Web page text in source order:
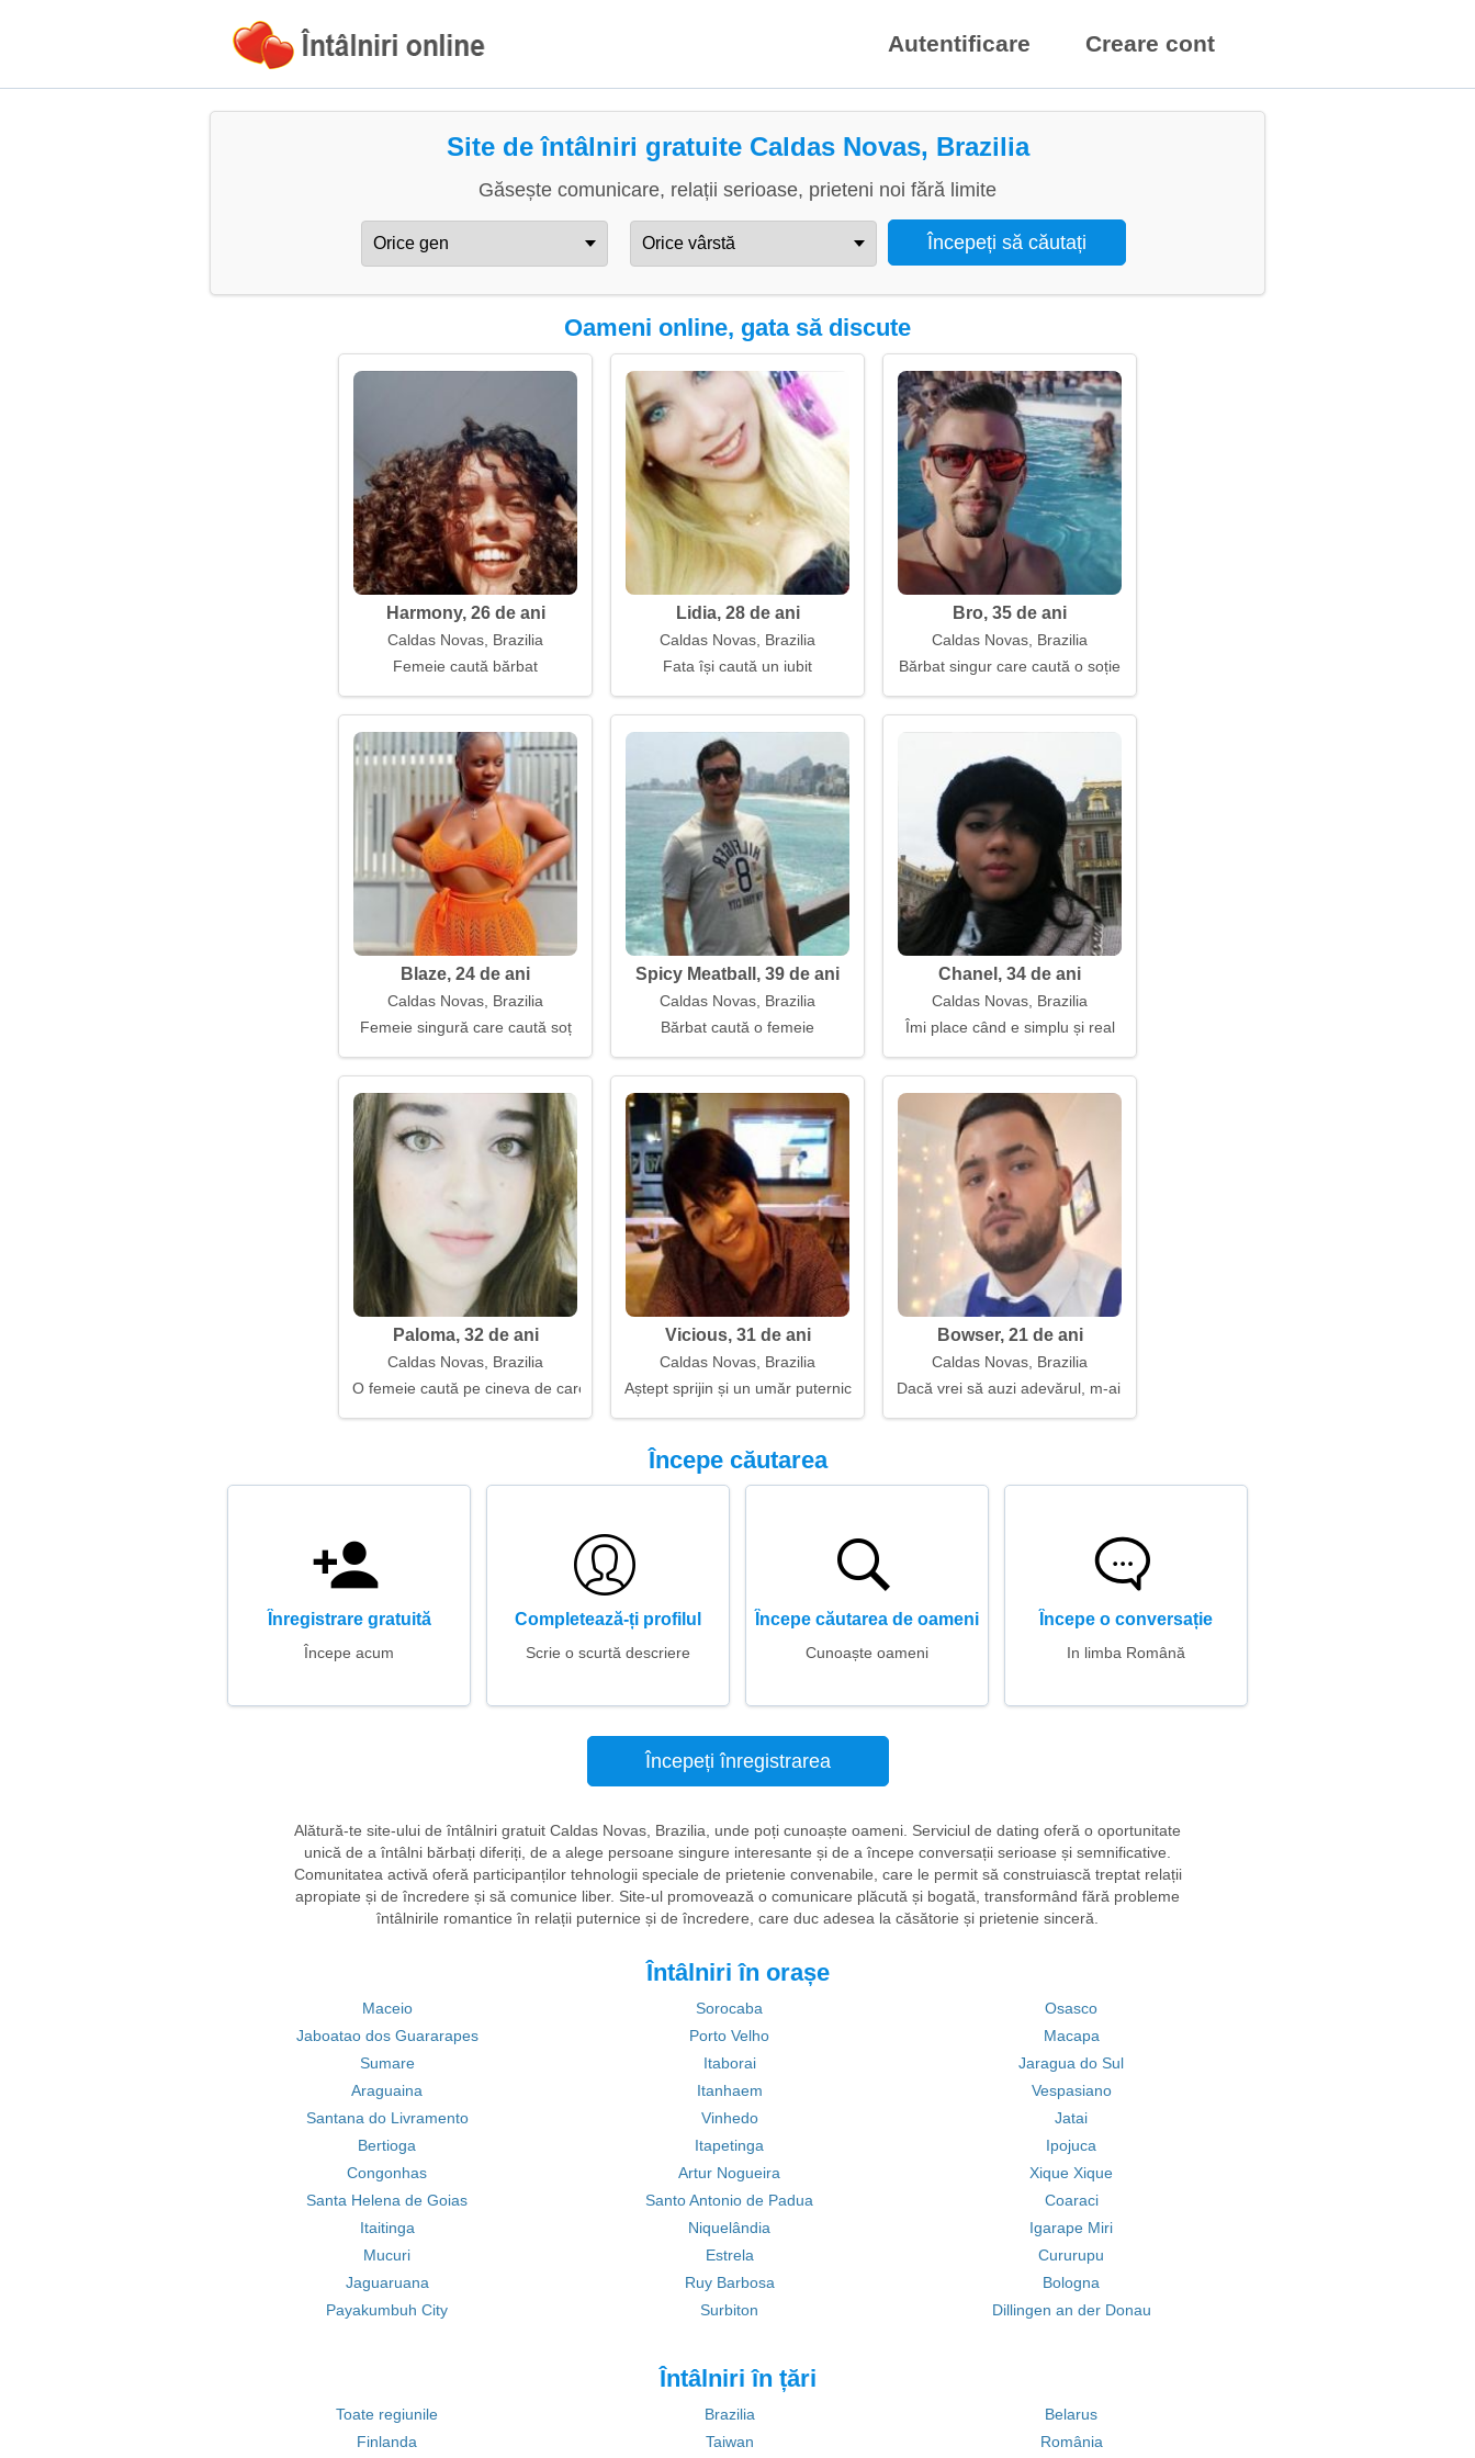
Autentificare Creare cont
Site de întâlniri gratuite Caldas Novas, Brazilia
Găsește comunicare, relații serioase, prieteni noi fără limite
Oameni online, gata să discute
Harmony, 26 de ani
Caldas Novas, Brazilia
Femeie caută bărbat
Lidia, 28 de ani
Caldas Novas, Brazilia
Fata își caută un iubit
Bro, 35 de ani
Caldas Novas, Brazilia
Bărbat singur care caută o soție
Blaze, 24 de ani
Caldas Novas, Brazilia
Femeie singură care caută soț
Spicy Meatball, 39 de ani
Caldas Novas, Brazilia
Bărbat caută o femeie
Chanel, 34 de ani
Caldas Novas, Brazilia
Îmi place când e simplu și real
Paloma, 32 de ani
Caldas Novas, Brazilia
O femeie caută pe cineva de care să nu se teamă
Vicious, 31 de ani
Caldas Novas, Brazilia
Aștept sprijin și un umăr puternic
Bowser, 21 de ani
Caldas Novas, Brazilia
Dacă vrei să auzi adevărul, m-ai găsit
Începe căutarea
Înregistrare gratuită
Începe acum
Completează-ți profilul
Scrie o scurtă descriere
Începe căutarea de oameni
Cunoaște oameni
Începe o conversație
In limba Română
Începeți înregistrarea
Alătură-te site-ului de întâlniri gratuit Caldas Novas, Brazilia, unde poți cunoaște oameni. Serviciul de dating oferă o oportunitate
unică de a întâlni bărbați diferiți, de a alege persoane singure interesante și de a începe conversații serioase și semnificative.
Comunitatea activă oferă participanților tehnologii speciale de prietenie convenabile, care le permit să construiască treptat relații
apropiate și de încredere și să comunice liber. Site-ul promovează o comunicare plăcută și bogată, transformând fără probleme
întâlnirile romantice în relații puternice și de încredere, care duc adesea la căsătorie și prietenie sinceră.
Întâlniri în orașe
Maceio Sorocaba
Osasco
Jaboatao dos Guararapes
Porto Velho
Macapa
Sumare
Itaborai
Jaragua do Sul
Araguaina
Itanhaem
Vespasiano
Santana do Livramento
Vinhedo
Jatai
Bertioga
Itapetinga
Ipojuca
Congonhas
Artur Nogueira
Xique Xique
Santa Helena de Goias
Santo Antonio de Padua
Coaraci
Itaitinga
Niquelândia
Igarape Miri
Mucuri
Estrela
Cururupu
Jaguaruana
Ruy Barbosa
Bologna
Payakumbuh City
Surbiton Dillingen an der Donau
Întâlniri în țări
Toate regiunile Brazilia
Belarus
Finlanda
Taiwan România